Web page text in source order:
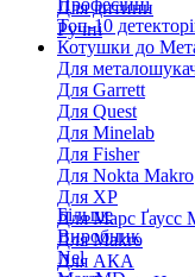
Для дитини
Ручні
Професійні
Топ-10
Котушки до
Для
Для Garrett
Для Quest
Для Minelab
Для Fisher
Для Nokta Makro
Для XP
Для Марс Ґаусс
Для Makro
Для АКА
Більше
Виробник
Nel